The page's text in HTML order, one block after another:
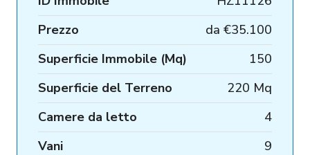
Prezzo
da €35.100
Superficie Immobile (Mq)
150
Superficie del Terreno
220 Mq
Camere da letto
4
Vani
9